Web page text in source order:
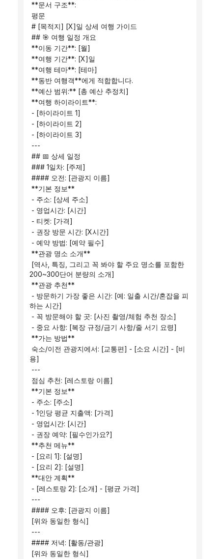
**문서 구조**:
평문
# [목적지] [X]일 상세 여행 가이드
## 🎯 여행 일정 개요
**이동 기간**: [월]
**여행 기간**: [X]일
**여행 테마**: [테마]
**동반 여행객**에게 적합합니다.
**예산 범위:** [총 예산 추정치]
**여행 하이라이트**:
- [하이라이트 1]
- [하이라이트 2]
- [하이라이트 3]
---
## 📅 ​​상세 일정
### 1일차: [주제]
#### 오전: [관광지 이름]
**기본 정보**
- 주소: [상세 주소]
- 영업시간: [시간]
- 티켓: [가격]
- 권장 방문 시간: [X시간]
- 예약 방법: [예약 필수]
**관광 명소 소개**
200~300단어 분량의 소개]
**관광 추천**
하는 시간]
- 꼭 방문해야 할 곳: [사진 촬영/체험 추천 장소]
- 중요 사항: [복장 규정/금기 사항/줄 서기 요령]
**가는 방법**
용]
---
점심 추천: [레스토랑 이름]
**기본 정보**
- 주소: [주소]
- 1인당 평균 지출액: [가격]
- 영업시간: [시간]
- 권장 예약: [필수인가요?]
**추천 메뉴**
- [요리 1]: [설명]
- [요리 2]: [설명]
**대안 계획**
- [레스토랑 2]: [소개] - [평균 가격]
---
#### 오후: [관광지 이름]
[위와 동일한 형식]
---
#### 저녁: [활동/관광]
[위와 동일한 형식]